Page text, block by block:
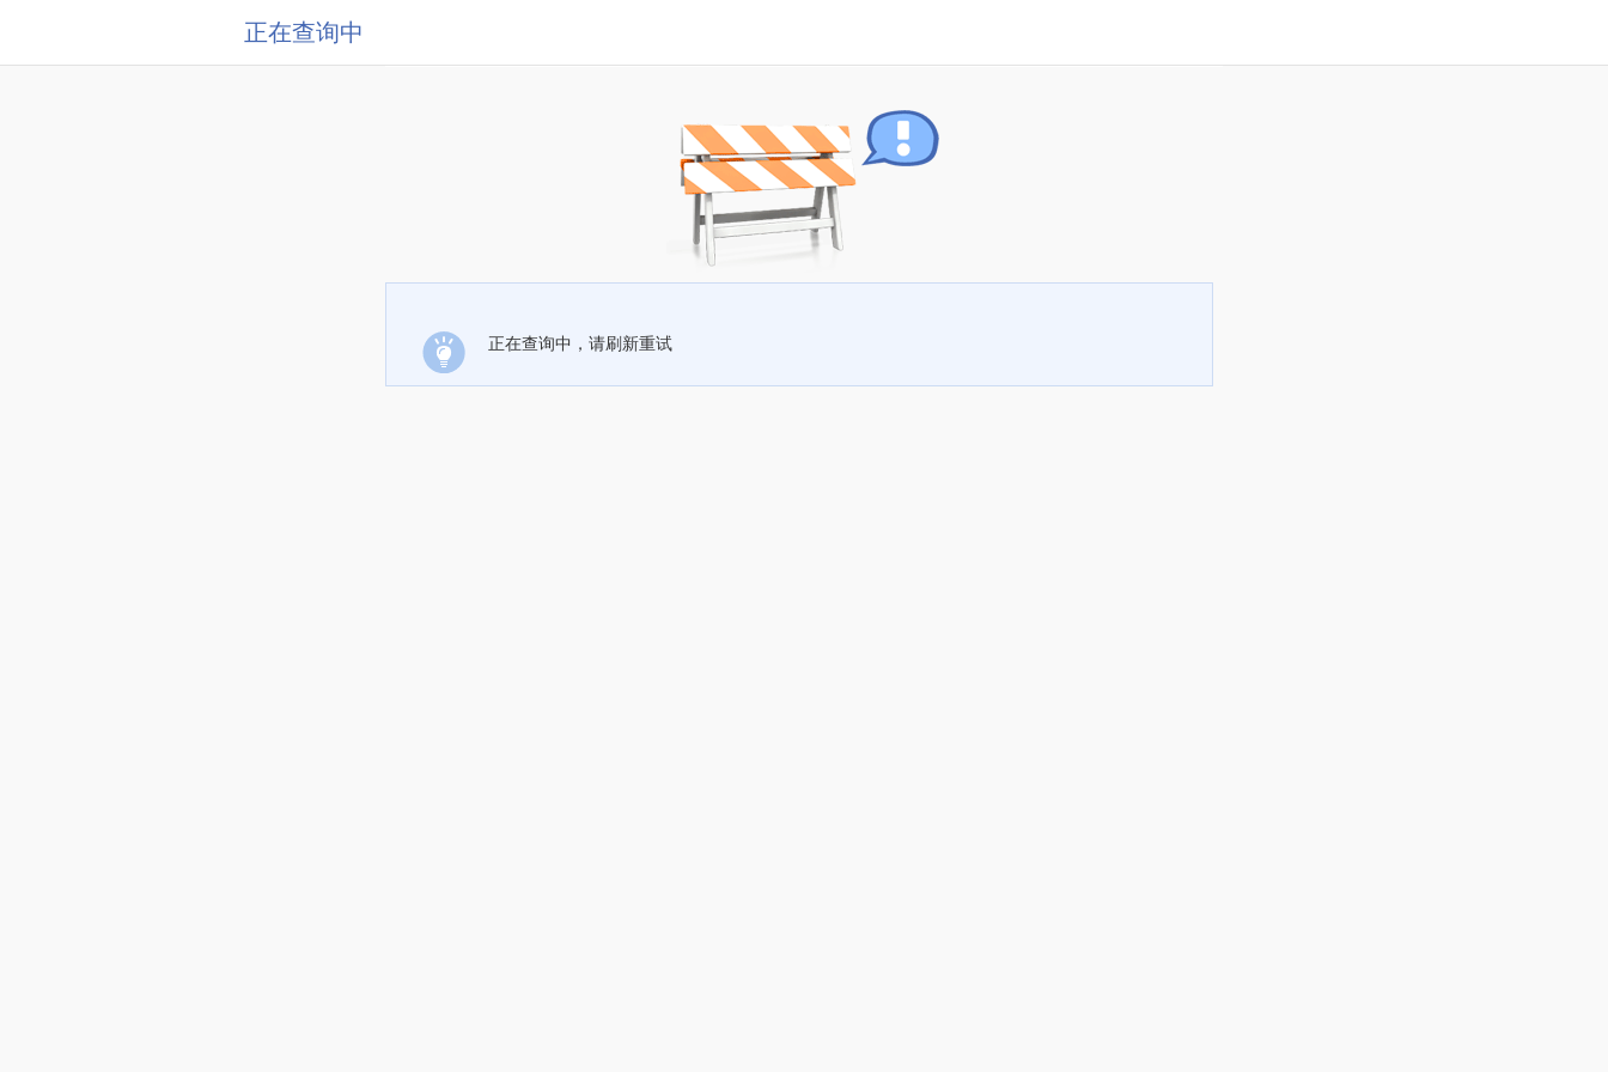
正在查询中
正在查询中，请刷新重试